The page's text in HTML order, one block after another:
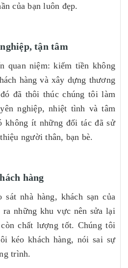
của bạn luôn đẹp.
tận tâm
quan niệm: kiếm tiền không
hàng và xây dựng thương
đã thôi thúc chúng tôi làm
nghiệp, nhiệt tình và tâm
không ít những đối tác đã sử
người thân, bạn bè.
hàng
sát nhà hàng, khách sạn của
những khu vực nên sửa lại
chất lượng tốt. Chúng tôi
kéo khách hàng, nói sai sự
trình.